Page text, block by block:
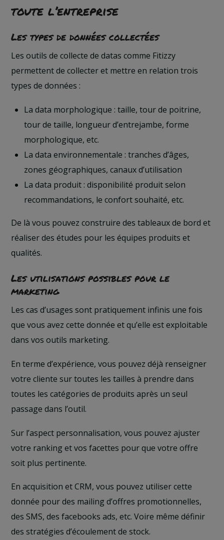
toute l’entreprise
Les types de données collectées
Les outils de collecte de datas comme Fitizzy
permettent de collecter et mettre en relation trois
types de données :
La data morphologique : taille, tour de poitrine,
tour de taille, longueur d’entrejambe, forme
morphologique, etc.
La data environnementale : tranches d’âges,
zones géographiques, canaux d’utilisation
La data produit : disponibilité produit selon
recommandations, le confort souhaité, etc.
De là vous pouvez construire des tableaux de bord et
réaliser des études pour les équipes produits et
qualités.
Les utilisations possibles pour le
marketing
Les cas d’usages sont pratiquement infinis une fois
que vous avez cette donnée et qu’elle est exploitable
dans vos outils marketing.
En terme d’expérience, vous pouvez déjà renseigner
votre cliente sur toutes les tailles à prendre dans
toutes les catégories de produits après un seul
passage dans l’outil.
Sur l’aspect personnalisation, vous pouvez ajuster
votre ranking et vos facettes pour que votre offre
soit plus pertinente.
En acquisition et CRM, vous pouvez utiliser cette
donnée pour des mailing d’offres promotionnelles,
des SMS, des facebooks ads, etc. Voire même définir
des stratégies d’écoulement de stock.